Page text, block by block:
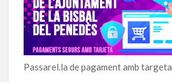
Passarel.la de pagament amb targeta